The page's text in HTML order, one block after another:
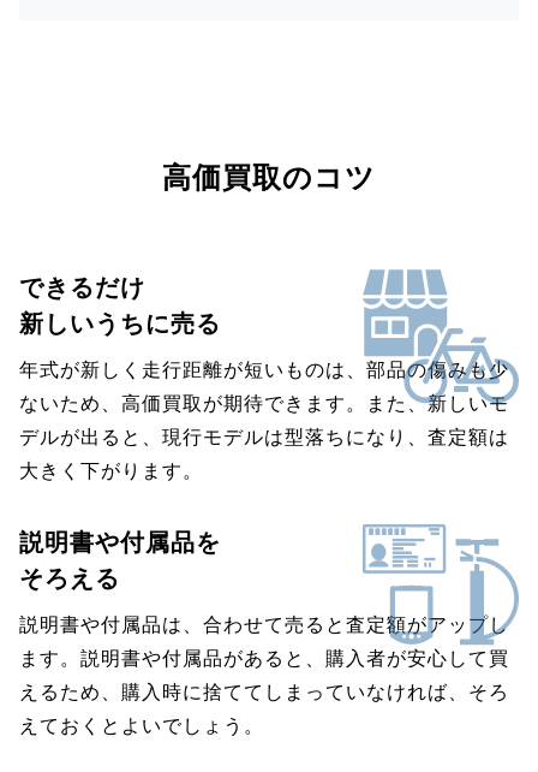
高価買取のコツ
できるだけ
新しいうちに売る
年式が新しく走行距離が短いものは、部品の傷みも少
ないため、高価買取が期待できます。また、新しいモ
デルが出ると、現行モデルは型落ちになり、査定額は
大きく下がります。
説明書や付属品を
そろえる
説明書や付属品は、合わせて売ると査定額がアップし
ます。説明書や付属品があると、購入者が安心して買
えるため、購入時に捨ててしまっていなければ、そろ
えておくとよいでしょう。